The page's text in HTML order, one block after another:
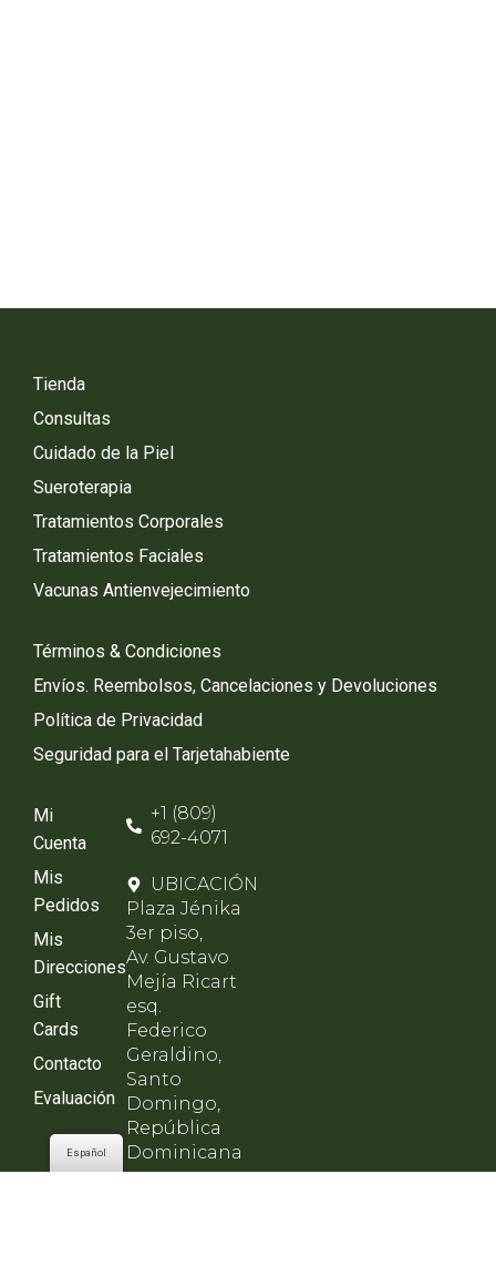
Tienda
Consultas
Cuidado de la Piel
Sueroterapia
Tratamientos Corporales
Tratamientos Faciales
Vacunas Antienvejecimiento
Términos & Condiciones
Envíos. Reembolsos, Cancelaciones y Devoluciones
Política de Privacidad
Seguridad para el Tarjetahabiente
Mi
Cuenta
Mis
Pedidos
Mis
Direcciones
Gift
Cards
Contacto
Evaluación
+1 (809)
692-4071
UBICACIÓN
Plaza Jénika
3er piso,
Av. Gustavo
Mejía Ricart
esq.
Federico
Geraldino,
Santo
Domingo,
República
Dominicana
Español